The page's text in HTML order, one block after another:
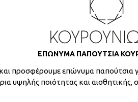
ΕΠΩΝΥΜΑ ΠΑΠΟΥΤΣΙΑ
προσφέρουμε επώνυμα παπούτσια
υψηλής ποιότητας και